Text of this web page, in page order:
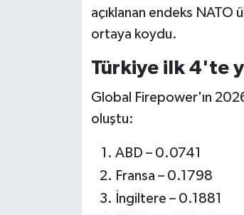
açıklanan endeks NATO
ortaya koydu.
Türkiye ilk 4'te
Global Firepower'ın
oluştu:
ABD – 0.0741
Fransa – 0.1798
İngiltere – 0.1881